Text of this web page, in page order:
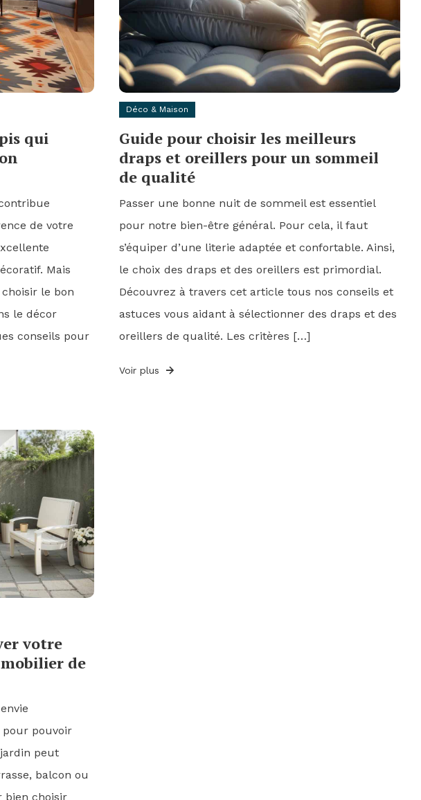
qui
de votre
Mais
le bon
le décor
conseils pour
Déco & Maison
Guide pour choisir les meilleurs
draps et oreillers pour un sommeil
de qualité
Passer une bonne nuit de sommeil est essentiel
pour notre bien-être général. Pour cela, il faut
s’équiper d’une literie adaptée et confortable. Ainsi,
le choix des draps et des oreillers est primordial.
Découvrez à travers cet article tous nos conseils et
astuces vous aidant à sélectionner des draps et des
oreillers de qualité. Les critères […]
Voir plus
votre
de
pour pouvoir
peut
balcon ou
bien choisir